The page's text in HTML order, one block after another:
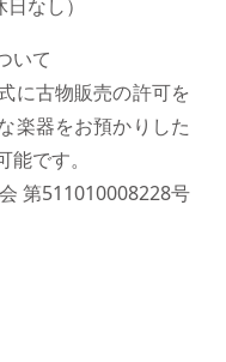
なし）
いて
に古物販売の許可を
楽器をお預かりした
です。
第511010008228号